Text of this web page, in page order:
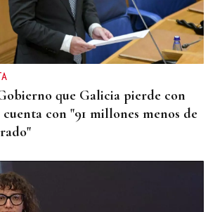
conquista París con una misa
conciertos
que Galicia pierde con
cuenta con "91 millones menos de